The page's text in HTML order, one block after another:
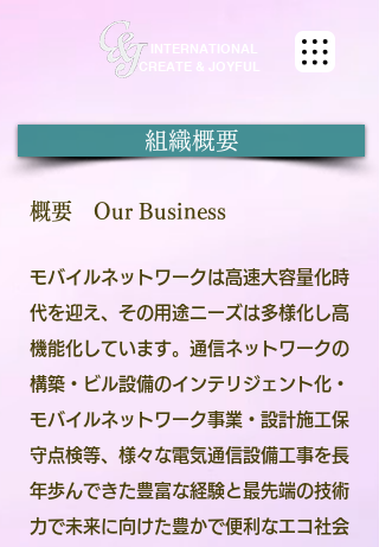
INTERNATIONAL
CREATE & JOYFUL
組織概要
概要 Our Business
モバイルネットワークは高速大容量化時
代を迎え、その用途ニーズは多様化し高
機能化しています。通信ネットワークの
構築・ビル設備のインテリジェント化・
モバイルネットワーク事業・設計施工保
守点検等、様々な電気通信設備工事を長
年歩んできた豊富な経験と最先端の技術
力で未来に向けた豊かで便利なエコ社会